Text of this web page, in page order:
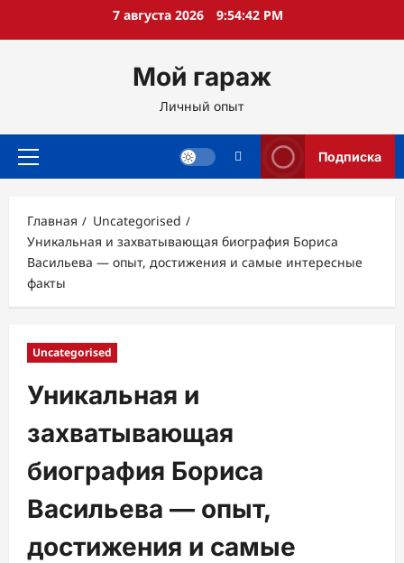
7 августа 2026 9:54:43 PM
Мой гараж
Личный опыт
Основное
Подписка
Главная
Uncategorised
Уникальная и захватывающая биография Бориса
Васильева — опыт, достижения и самые интересные
факты
Uncategorised
Уникальная и
захватывающая
биография Бориса
Васильева — опыт,
достижения и самые